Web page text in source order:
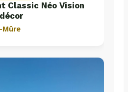
Classic Néo Vision
Mûre